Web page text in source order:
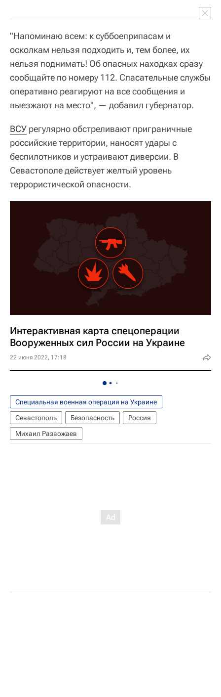
"Напоминаю всем: к суббоеприпасам и
осколкам нельзя подходить и, тем более, их
нельзя поднимать! Об опасных находках сразу
сообщайте по номеру 112. Спасательные службы
оперативно реагируют на все сообщения и
выезжают на место", — добавил губернатор.
ВСУ регулярно обстреливают приграничные
российские территории, наносят удары с
беспилотников и устраивают диверсии. В
Севастополе действует желтый уровень
террористической опасности.
Интерактивная карта спецоперации
Вооруженных сил России на Украине
22 июня 2022, 17:18
Специальная военная операция на Украине
Севастополь
Безопасность
Россия
Михаил Развожаев